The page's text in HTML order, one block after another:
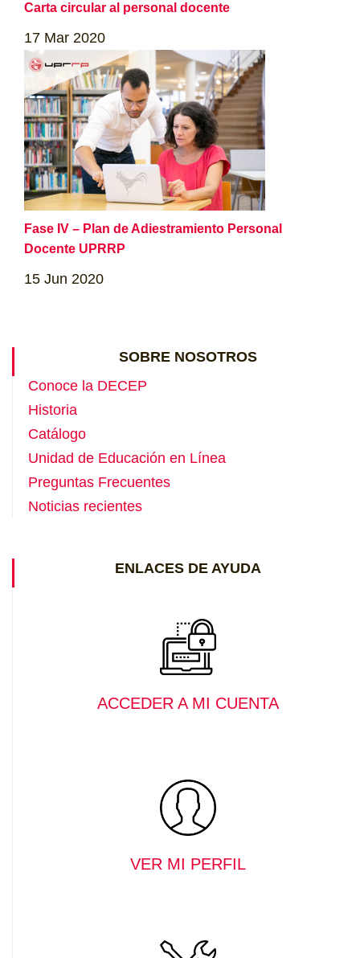
Carta circular al personal docente
17 Mar 2020
Fase IV – Plan de Adiestramiento Personal
Docente UPRRP
15 Jun 2020
SOBRE NOSOTROS
Conoce la DECEP
Historia
Catálogo
Unidad de Educación en Línea
Preguntas Frecuentes
Noticias recientes
ENLACES DE AYUDA
ACCEDER A MI CUENTA
VER MI PERFIL